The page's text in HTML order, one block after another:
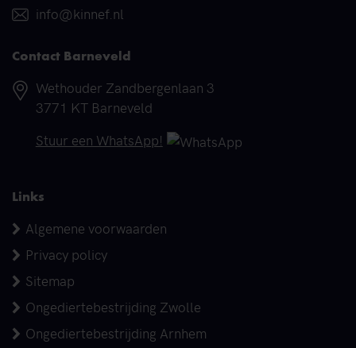
E-mail
info@kinnef.nl
Contact Barneveld
Adres
Wethouder Zandbergenlaan 3
3771 KT Barneveld
Telefoonnummer
Stuur een WhatsApp!
Links
Algemene voorwaarden
Privacy policy
Sitemap
Ongediertebestrijding Zwolle
Ongediertebestrijding Arnhem